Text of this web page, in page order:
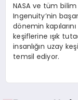
NASA ve tüm
Ingenuity’nin
dönemin
keşiflerine ışık
insanlığın uzay
temsil ediyor.